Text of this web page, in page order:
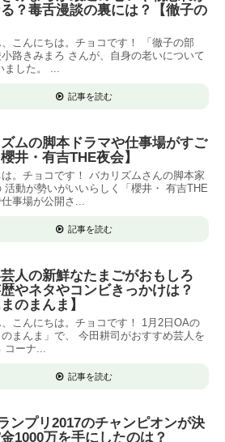
？毒舌漫談の裏には？【徹子の
こんにちは。チョコです！ 「徹子の部
路きみまろ さんが、自身の老いについて
ました。 ...
記事を読む
ムの脚本ドラマや仕事場がすご
井・有吉THE夜会】
。チョコです！ バカリズムさんの脚本家
活動が勢いがいいらしく「櫻井・ 有吉THE
事場が公開さ...
記事を読む
人の新鮮なたまごがおもしろ
やネタやコンビきっかけは？
まのまんま】
こんにちは。チョコです！ 1月2日OAの
のまんま」で、 今田耕司がおすすめ芸人を
コーナ...
記事を読む
ンプリ2017のチャンピオンが決
1000万を手にしたのは？